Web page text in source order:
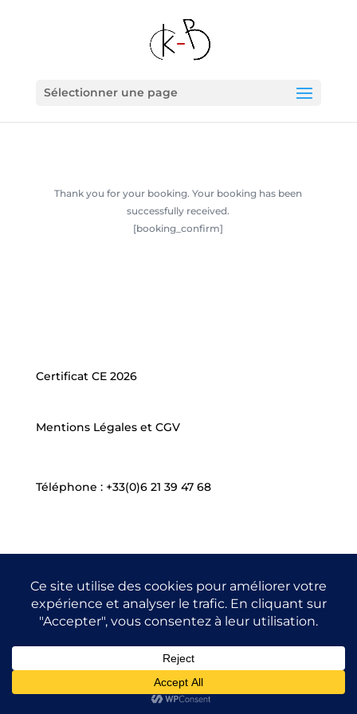
Sélectionner une page
Thank you for your booking. Your booking has been
successfully received.
[booking_confirm]
Certificat CE 2026
Mentions Légales et CGV
Téléphone : +33(0)6 21 39 47 68
Design deElegant Themes| Propulsé par
WordPress